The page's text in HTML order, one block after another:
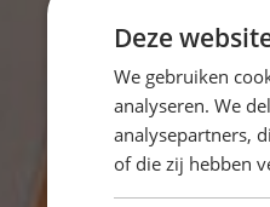
Deze
We gebruiken
analyseren. We
analysepartners,
of die zij hebben